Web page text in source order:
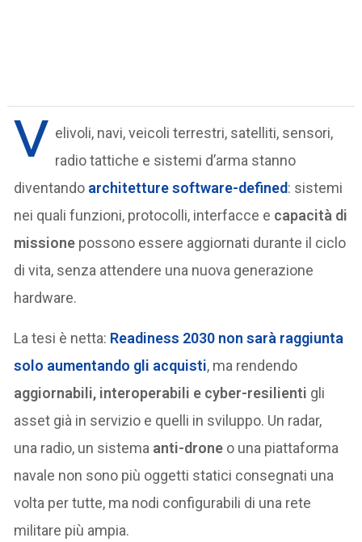
V elivoli, navi, veicoli terrestri, satelliti, sensori,
radio tattiche e sistemi d’arma stanno
diventando architetture software-defined: sistemi
nei quali funzioni, protocolli, interfacce e capacità di
missione possono essere aggiornati durante il ciclo
di vita, senza attendere una nuova generazione
hardware.
La tesi è netta: Readiness 2030 non sarà raggiunta
solo aumentando gli acquisti, ma rendendo
aggiornabili, interoperabili e cyber-resilienti gli
asset già in servizio e quelli in sviluppo. Un radar,
una radio, un sistema anti-drone o una piattaforma
navale non sono più oggetti statici consegnati una
volta per tutte, ma nodi configurabili di una rete
militare più ampia.